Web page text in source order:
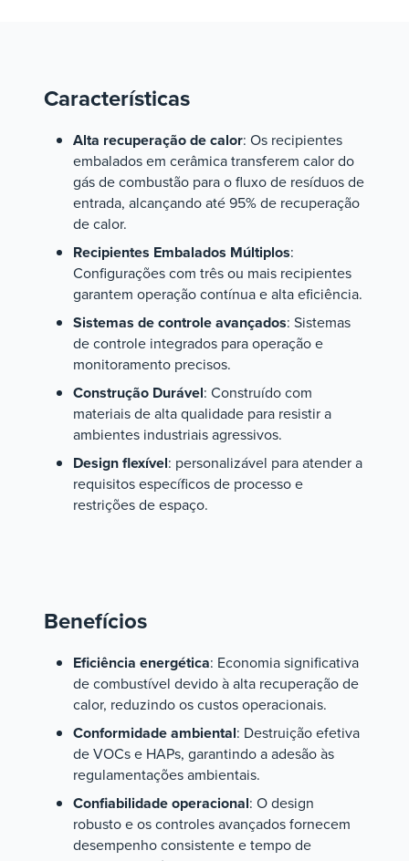
Características
Alta recuperação de calor: Os recipientes
embalados em cerâmica transferem calor do
gás de combustão para o fluxo de resíduos de
entrada, alcançando até 95% de recuperação
de calor.
Recipientes Embalados Múltiplos:
Configurações com três ou mais recipientes
garantem operação contínua e alta eficiência.
Sistemas de controle avançados: Sistemas
de controle integrados para operação e
monitoramento precisos.
Construção Durável: Construído com
materiais de alta qualidade para resistir a
ambientes industriais agressivos.
Design flexível: personalizável para atender a
requisitos específicos de processo e
restrições de espaço.
Benefícios
Eficiência energética: Economia significativa
de combustível devido à alta recuperação de
calor, reduzindo os custos operacionais.
Conformidade ambiental: Destruição efetiva
de VOCs e HAPs, garantindo a adesão às
regulamentações ambientais.
Confiabilidade operacional: O design
robusto e os controles avançados fornecem
desempenho consistente e tempo de